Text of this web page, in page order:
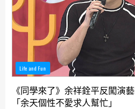
Life and Fun
《同學來了》余祥銓平反闖演
「余天個性不愛求人幫忙」